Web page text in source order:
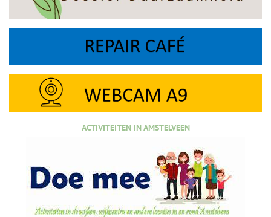
ACTIVITEITEN IN AMSTELVEEN